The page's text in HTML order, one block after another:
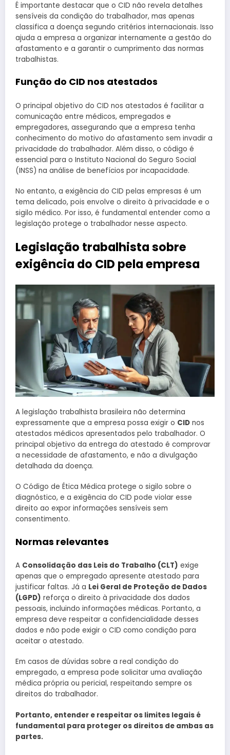
É importante destacar que o CID não revela detalhes
sensíveis da condição do trabalhador, mas apenas
classifica a doença segundo critérios internacionais. Isso
ajuda a empresa a organizar internamente a gestão do
afastamento e a garantir o cumprimento das normas
trabalhistas.
Função do CID nos atestados
O principal objetivo do CID nos atestados é facilitar a
comunicação entre médicos, empregados e
empregadores, assegurando que a empresa tenha
conhecimento do motivo do afastamento sem invadir a
privacidade do trabalhador. Além disso, o código é
essencial para o Instituto Nacional do Seguro Social
(INSS) na análise de benefícios por incapacidade.
No entanto, a exigência do CID pelas empresas é um
tema delicado, pois envolve o direito à privacidade e o
sigilo médico. Por isso, é fundamental entender como a
legislação protege o trabalhador nesse aspecto.
Legislação trabalhista sobre
exigência do CID pela empresa
A legislação trabalhista brasileira não determina
expressamente que a empresa possa exigir o CID nos
atestados médicos apresentados pelo trabalhador. O
principal objetivo da entrega do atestado é comprovar
a necessidade de afastamento, e não a divulgação
detalhada da doença.
O Código de Ética Médica protege o sigilo sobre o
diagnóstico, e a exigência do CID pode violar esse
direito ao expor informações sensíveis sem
consentimento.
Normas relevantes
A Consolidação das Leis do Trabalho (CLT) exige
apenas que o empregado apresente atestado para
justificar faltas. Já a Lei Geral de Proteção de Dados
(LGPD) reforça o direito à privacidade dos dados
pessoais, incluindo informações médicas. Portanto, a
empresa deve respeitar a confidencialidade desses
dados e não pode exigir o CID como condição para
aceitar o atestado.
Em casos de dúvidas sobre a real condição do
empregado, a empresa pode solicitar uma avaliação
médica própria ou pericial, respeitando sempre os
direitos do trabalhador.
Portanto, entender e respeitar os limites legais é
fundamental para proteger os direitos de ambas as
partes.